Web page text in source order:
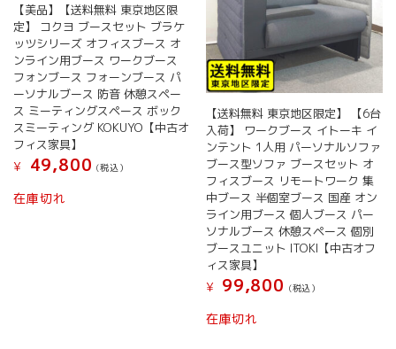
【美品】【送料無料 東京地区限
定】 コクヨ ブースセット ブラケ
ッツシリーズ オフィスブース オ
ンライン用ブース ワークブース
フォンブース フォーンブース パ
ーソナルブース 防音 休憩スペー
ス ミーティングスペース ボック
スミーティング KOKUYO【中古オ
フィス家具】
¥
49,800 (税込）
在庫切れ
【送料無料 東京地区限定】 【6台
入荷】 ワークブース イトーキ イ
ンテント 1人用 パーソナルソファ
ブース型ソファ ブースセット オ
フィスブース リモートワーク 集
中ブース 半個室ブース 国産 オン
ライン用ブース 個人ブース パー
ソナルブース 休憩スペース 個別
ブースユニット ITOKI【中古オフ
ィス家具】
¥
99,800 (税込）
在庫切れ